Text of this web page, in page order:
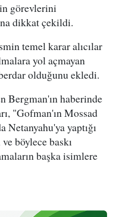
görevlerini
dikkat çekildi.
temel karar alıcılar
yol açmayan
olduğunu ekledi.
Bergman'ın haberinde
"Gofman'ın Mossad
Netanyahu'ya yaptığı
böylece baskı
başka isimlere